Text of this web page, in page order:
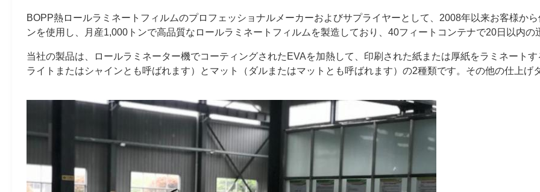
BOPP熱ロールラミネートフィルムのプロフェッショナルメーカーおよびサプライヤーとして、2008年以来お客様か
ンを使用し、月産1,000トンで高品質なロールラミネートフィルムを製造しており、40フィートコンテナで20日以内の
当社の製品は、ロールラミネーター機でコーティングされたEVAを加熱して、印刷された紙または厚紙をラミネート
ライトまたはシャインとも呼ばれます）とマット（ダルまたはマットとも呼ばれます）の2種類です。その他の仕上げ